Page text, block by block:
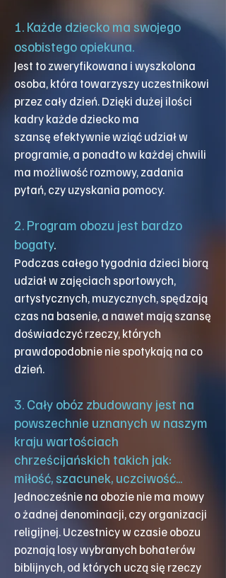
1. Każde dziecko ma swojego
osobistego opiekuna.
Jest to zweryfikowana i wyszkolona
osoba,która towarzyszy uczestnikowi
przez cały dzień. Dzięki dużej ilości
kadry każde dziecko ma
szansę efektywnie wziąć udział w
programie, a ponadto w każdej chwili
ma możliwość rozmowy, zadania
pytań, czy uzyskania pomocy.
2. Program obozu jest bardzo
bogaty.
Podczas całego tygodnia dzieci biorą
udział w zajęciach sportowych,
artystycznych, muzycznych, spędzają
czas na basenie, a nawet mają szansę
doświadczyć rzeczy, których
prawdopodobnie nie spotykają na co
dzień.
3. Cały obóz zbudowany jest na
powszechnie uznanych w naszym
kraju wartościach
chrześcijańskich takich jak:
miłość, szacunek, uczciwość...
Jednocześnie na obozie nie ma mowy
o żadnej denominacji,czy organizacji
religijnej. Uczestnicy w czasie obozu
poznają losy wybranych bohaterów
biblijnych,od których uczą się rzeczy